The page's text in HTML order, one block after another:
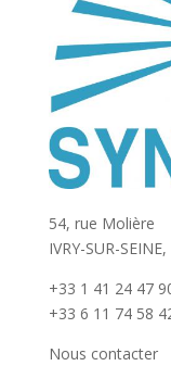
54, rue Molière
IVRY-SUR-
+33 1 41 24 47
+33 6 11 74 58
Nous contacter